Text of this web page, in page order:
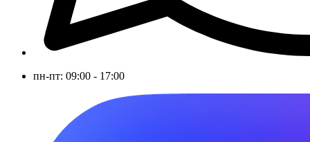
пн-пт: 09:00 - 17:00